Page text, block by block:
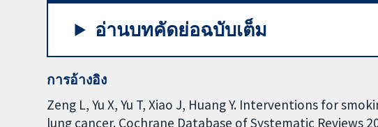
อ่านบทคัดย่อฉบับเต็ม
การอ้างอิง
Zeng L, Yu X, Yu T, Xiao J, Huang Y. Interventions for
lung cancer. Cochrane Database of Systematic Reviews